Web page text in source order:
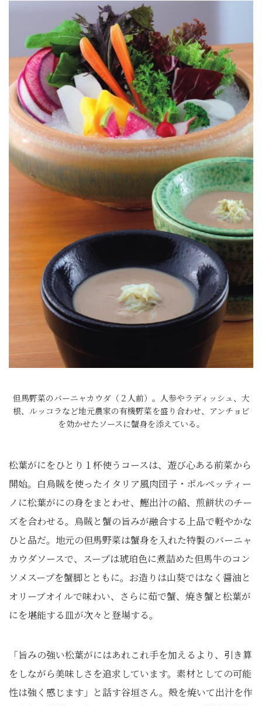
但馬野菜のバーニャカウダ（２人前）。人参やラディッシュ、大
根、ルッコラなど地元農家の有機野菜を盛り合わせ、アンチョビ
を効かせたソースに蟹身を添えている。
松葉がにをひとり１杯使うコースは、遊び心ある前菜から
開始。白烏賊を使ったイタリア風肉団子・ポルペッティー
ノに松葉がにの身をまとわせ、鰹出汁の餡、煎餅状のチー
ズを合わせる。烏賊と蟹の旨みが融合する上品で軽やかな
ひと品だ。地元の但馬野菜は蟹身を入れた特製のバーニャ
カウダソースで、スープは琥珀色に煮詰めた但馬牛のコン
ソメスープを蟹脚とともに。お造りは山葵ではなく醤油と
オリーブオイルで味わい、さらに茹で蟹、焼き蟹と松葉が
にを堪能する皿が次々と登場する。
「旨みの強い松葉がにはあれこれ手を加えるより、引き算
をしながら美味しさを追求しています。素材としての可能
性は強く感じます」と話す谷垣さん。殻を焼いて出汁を作